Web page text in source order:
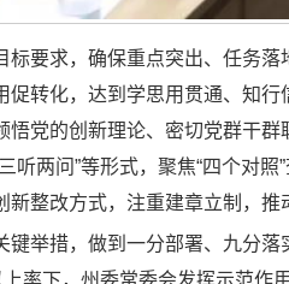
标要求，确保重点突出、任务
促转化，达到学思用贯通、知
悟党的创新理论、密切党群干
听两问”等形式，聚焦“四个对
新整改方式，注重建章立制，
键举措，做到一分部署、九分
上率下，州委常委会发挥示范